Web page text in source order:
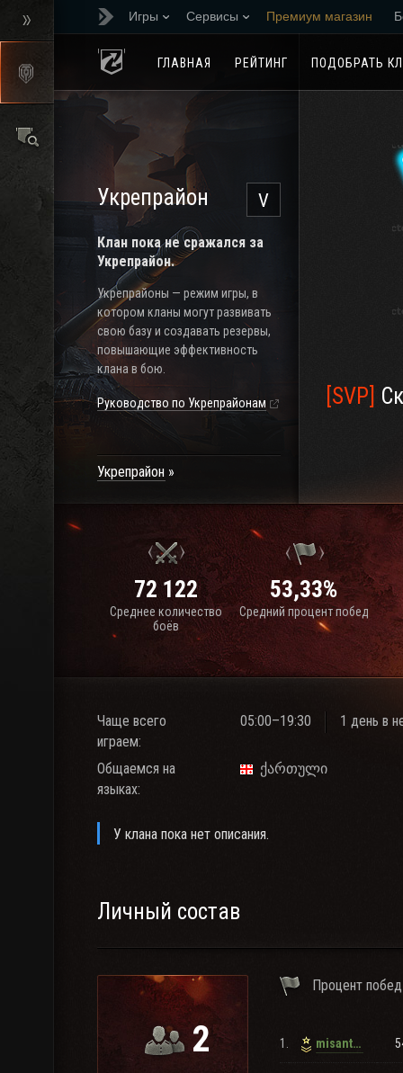
Игры Сервисы Премиум магазин
ГЛАВНАЯ
РЕЙТИНГ ПОДОБРАТЬ
V
Укрепрайон
Клан пока не сражался за
Укрепрайон.
Укрепрайоны — режим игры, в
котором кланы могут развивать
свою базу и создавать резервы,
повышающие эффективность
клана в бою.
Руководство по Укрепрайонам
Укрепрайон
[SVP]
72 122
Среднее количество
боёв
53,33%
Средний процент побед
Чаще всего
играем:
05:00–19:30 1 день в
Общаемся на
языках:
ქართული
У клана пока нет описания.
Личный состав
2
Процент побед
1. misantropo